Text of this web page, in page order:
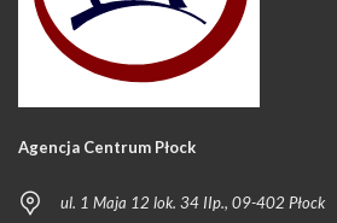
Agencja Centrum Płock
ul. 1 Maja 12 lok. 34 IIp., 09-402 Płock